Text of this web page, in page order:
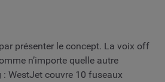
présenter le concept. La voix off
n’importe quelle autre
WestJet couvre 10 fuseaux